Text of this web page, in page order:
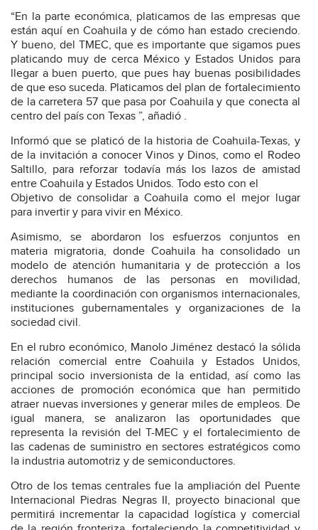
“En la parte económica, platicamos de las empresas que
están aquí en Coahuila y de cómo han estado creciendo.
Y bueno, del TMEC, que es importante que sigamos pues
platicando muy de cerca México y Estados Unidos para
llegar a buen puerto, que pues hay buenas posibilidades
de que eso suceda. Platicamos del plan de fortalecimiento
de la carretera 57 que pasa por Coahuila y que conecta al
centro del país con Texas ”, añadió .
Informó que se platicó de la historia de Coahuila-Texas, y
de la invitación a conocer Vinos y Dinos, como el Rodeo
Saltillo, para reforzar todavía más los lazos de amistad
entre Coahuila y Estados Unidos. Todo esto con el
Objetivo de consolidar a Coahuila como el mejor lugar
para invertir y para vivir en México.
Asimismo, se abordaron los esfuerzos conjuntos en
materia migratoria, donde Coahuila ha consolidado un
modelo de atención humanitaria y de protección a los
derechos humanos de las personas en movilidad,
mediante la coordinación con organismos internacionales,
instituciones gubernamentales y organizaciones de la
sociedad civil.
En el rubro económico, Manolo Jiménez destacó la sólida
relación comercial entre Coahuila y Estados Unidos,
principal socio inversionista de la entidad, así como las
acciones de promoción económica que han permitido
atraer nuevas inversiones y generar miles de empleos. De
igual manera, se analizaron las oportunidades que
representa la revisión del T-MEC y el fortalecimiento de
las cadenas de suministro en sectores estratégicos como
la industria automotriz y de semiconductores.
Otro de los temas centrales fue la ampliación del Puente
Internacional Piedras Negras II, proyecto binacional que
permitirá incrementar la capacidad logística y comercial